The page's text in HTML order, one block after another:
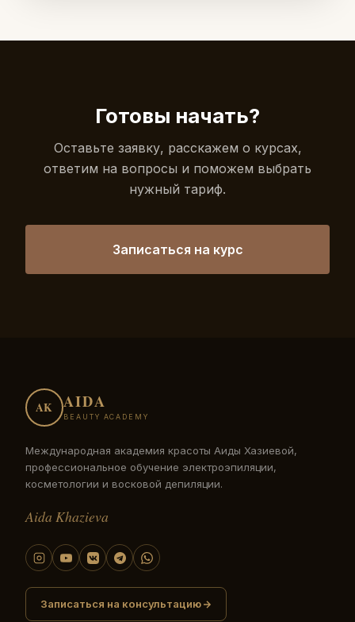
Готовы начать?
Оставьте заявку, расскажем о курсах,
ответим на вопросы и поможем выбрать
нужный тариф.
Записаться на курс
AK AIDA
BEAUTY ACADEMY
Международная академия красоты Аиды Хазиевой,
профессиональное обучение электроэпиляции,
косметологии и восковой депиляции.
Aida Khazieva
Записаться на консультацию